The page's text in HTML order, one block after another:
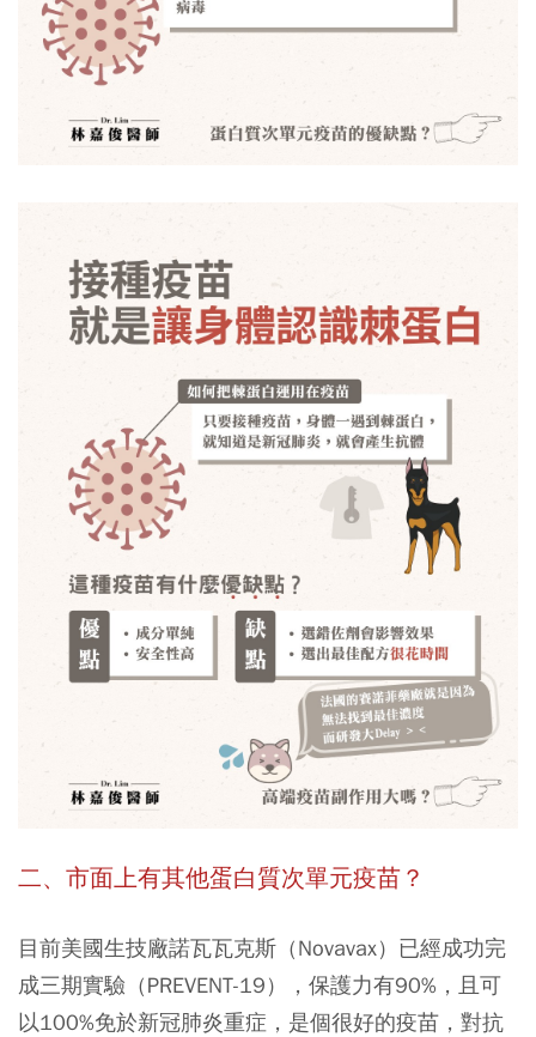
二、市面上有其他蛋白質次單元疫苗？
目前美國生技廠諾瓦瓦克斯（Novavax）已經成功完
成三期實驗（PREVENT-19），保護力有90%，且可
以100%免於新冠肺炎重症，是個很好的疫苗，對抗